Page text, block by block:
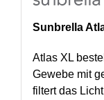
Sunbrella
Atlas XL
Gewebe mit
filtert das